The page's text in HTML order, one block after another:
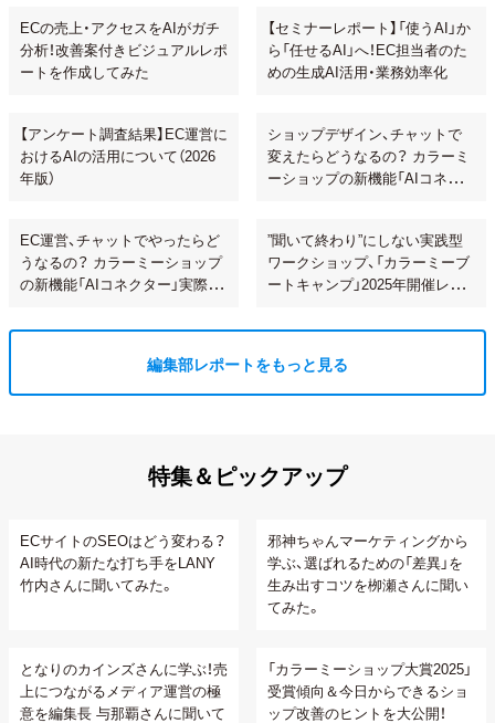
ECの売上・アクセスをAIがガチ
分析！改善案付きビジュアルレポ
ートを作成してみた
【セミナーレポート】「使うAI」か
ら「任せるAI」へ！EC担当者のた
めの生成AI活用・業務効率化
【アンケート調査結果】EC運営に
おけるAIの活用について（2026
年版）
ショップデザイン、チャットで
変えたらどうなるの？ カラーミ
ーショップの新機能「AIコネク
EC運営、チャットでやったらど
うなるの？ カラーミーショップ
の新機能「AIコネクター」実際に
”聞いて終わり”にしない実践型
ワークショップ、「カラーミーブ
ートキャンプ」2025年開催レポ
編集部レポートをもっと見る
特集＆ピックアップ
ECサイトのSEOはどう変わる？
AI時代の新たな打ち手をLANY
竹内さんに聞いてみた。
邪神ちゃんマーケティングから
学ぶ、選ばれるための「差異」を
生み出すコツを栁瀬さんに聞い
てみた。
となりのカインズさんに学ぶ！売
上につながるメディア運営の極
意を編集長 与那覇さんに聞いて
「カラーミーショップ大賞2025」
受賞傾向＆今日からできるショ
ップ改善のヒントを大公開！